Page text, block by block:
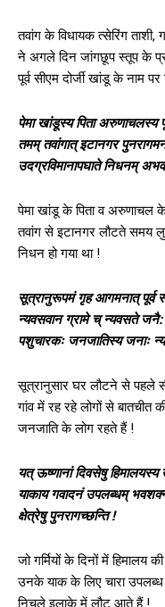
तवांग के विधायक त्‍सेरिंग
ने अगले दिन जांगछूप स्तूप के
पूर्व सीएम दोर्जी खांडू के नाम
पेमा खांडूस्य पिता अरुणाचलस्य
तमम् तवांगात् इटानगर
उदग्रविमानापघाते निधनम्
पेमा खांडू के पिता व अरुणाचल
तवांग से इटानगर लौटते समय
निधन हो गया था !
सूत्रानुरूपमं गृह आगमनात् पूर्व
न्यवसवान ग्रामे च् न्यवसते
पशुचारकः जनजातिस्य जनाः
सूत्रानुसार घर लौटने से पहले
गांव में रह रहे लोगों से बातचीत
जनजाति के लोग रहते हैं !
यत् ऊष्णानां दिवसेषु हिमालयस्य
याकाय गवादनं उपलब्धम्
क्षेत्रेषु पुनरागच्छन्ति !
जो गर्मियों के दिनों में
उनके याक के लिए चारा
निचले इलाके में लौट आते हैं !